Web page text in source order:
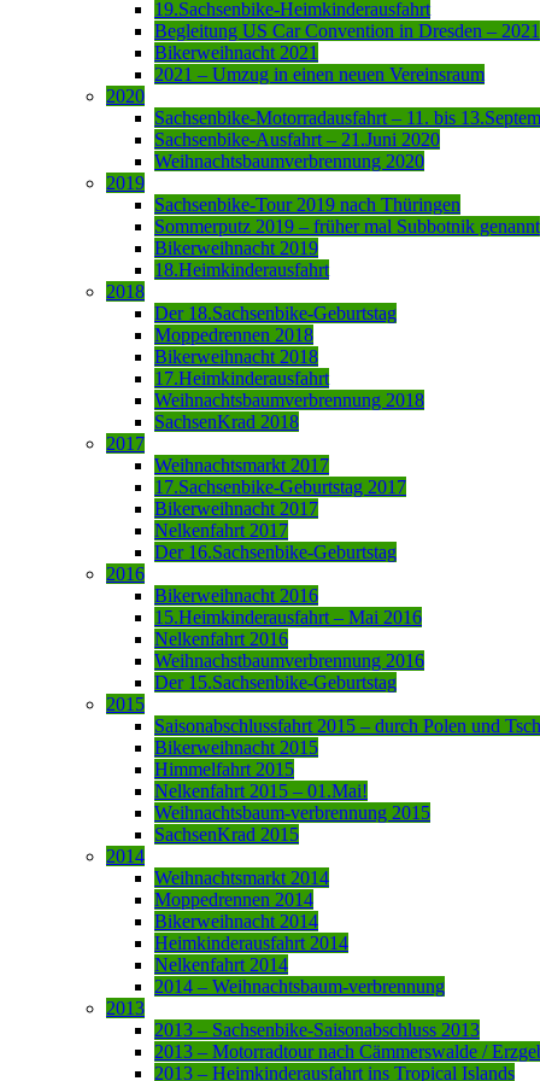
19.Sachsenbike-Heimkinderausfahrt
Begleitung US Car Convention in Dresden – 2021
Bikerweihnacht 2021
2021 – Umzug in einen neuen Vereinsraum
2020
Sachsenbike-Motorradausfahrt – 11. bis
Sachsenbike-Ausfahrt – 21.Juni 2020
Weihnachtsbaumverbrennung 2020
2019
Sachsenbike-Tour 2019 nach Thüringen
Sommerputz 2019 – früher mal Subbotnik genannt
Bikerweihnacht 2019
18.Heimkinderausfahrt
2018
Der 18.Sachsenbike-Geburtstag
Moppedrennen 2018
Bikerweihnacht 2018
17.Heimkinderausfahrt
Weihnachtsbaumverbrennung 2018
SachsenKrad 2018
2017
Weihnachtsmarkt 2017
17.Sachsenbike-Geburtstag 2017
Bikerweihnacht 2017
Nelkenfahrt 2017
Der 16.Sachsenbike-Geburtstag
2016
Bikerweihnacht 2016
15.Heimkinderausfahrt – Mai 2016
Nelkenfahrt 2016
Weihnachstbaumverbrennung 2016
Der 15.Sachsenbike-Geburtstag
2015
Saisonabschlussfahrt 2015 – durch Polen und
Bikerweihnacht 2015
Himmelfahrt 2015
Nelkenfahrt 2015 – 01.Mai!
Weihnachtsbaum-verbrennung 2015
SachsenKrad 2015
2014
Weihnachtsmarkt 2014
Moppedrennen 2014
Bikerweihnacht 2014
Heimkinderausfahrt 2014
Nelkenfahrt 2014
2014 – Weihnachtsbaum-verbrennung
2013
2013 – Sachsenbike-Saisonabschluss 2013
2013 – Motorradtour nach Cämmerswalde /
2013 – Heimkinderausfahrt ins Tropical Islands